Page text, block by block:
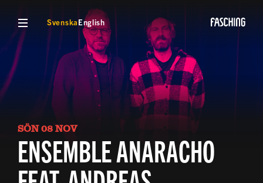
VISA MENYSvenskaEnglish
SÖN 08 NOV
ENSEMBLE ANARACHO